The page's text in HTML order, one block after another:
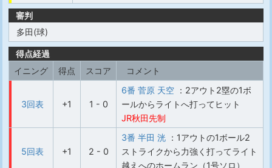
審判
多田(球)
得点経過
イニング
得点 スコア コメント
3回表 +1 1 - 0
6番 菅原 天空 ：2アウト2塁の1ボ
ールからライトへ打ってヒット
JR秋田先制
5回表 +1 2 - 0
3番 半田 洸 ：1アウトの1ボール2
ストライクから力強く打ってライト
越えへのホームラン（1号ソロ）